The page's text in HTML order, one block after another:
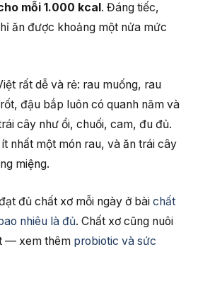
mỗi 1.000 kcal. Đáng tiếc,
ăn được khoảng một nửa mức
rất dễ và rẻ: rau muống, rau
đậu bắp luôn có quanh năm và
cây như ổi, chuối, cam, đu đủ.
nhất một món rau, và ăn trái cây
miệng.
đủ chất xơ mỗi ngày ở bàichất
nhiêu là đủ. Chất xơ cũng nuôi
— xem thêm probiotic và sức